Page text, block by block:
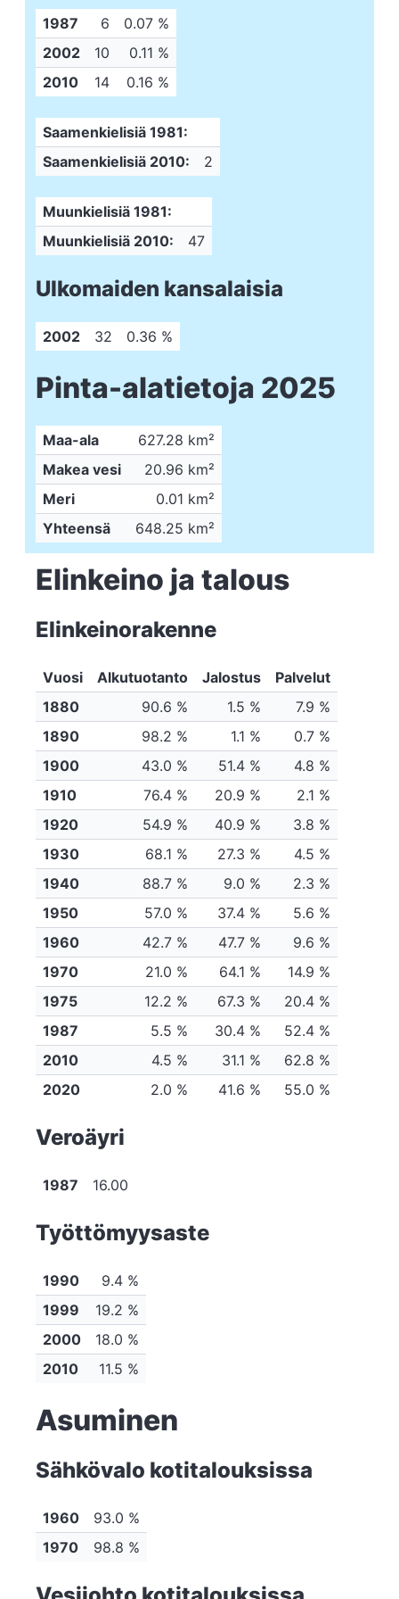
1987 6
0.07 %
2002
10
0.11 %
2010
14 0.16 %
Saamenkielisiä 1981:
Saamenkielisiä 2010:
2
Muunkielisiä 1981:
Muunkielisiä 2010:
47
Ulkomaiden kansalaisia
2002 32 0.36 %
Pinta-alatietoja 2025
Maa-ala
627.28 km²
Makea vesi
20.96 km²
Meri
0.01 km²
Yhteensä
648.25 km²
Elinkeino ja talous
Elinkeinorakenne
Vuosi Alkutuotanto Jalostus
Palvelut
1880
90.6 % 1.5 %
7.9 %
1890
98.2 % 1.1 %
0.7 %
1900
43.0 % 51.4 %
4.8 %
1910
76.4 % 20.9 %
2.1 %
1920
54.9 % 40.9 %
3.8 %
1930
68.1 % 27.3 %
4.5 %
1940
88.7 % 9.0 %
2.3 %
1950
57.0 % 37.4 %
5.6 %
1960
42.7 % 47.7 %
9.6 %
1970
21.0 % 64.1 %
14.9 %
1975
12.2 % 67.3 %
20.4 %
1987
5.5 % 30.4 %
52.4 %
2010
4.5 % 31.1 %
62.8 %
2020
2.0 % 41.6 % 55.0 %
Veroäyri
1987 16.00
Työttömyysaste
1990
9.4 %
1999
19.2 %
2000
18.0 %
2010
11.5 %
Asuminen
Sähkövalo kotitalouksissa
1960
93.0 %
1970
98.8 %